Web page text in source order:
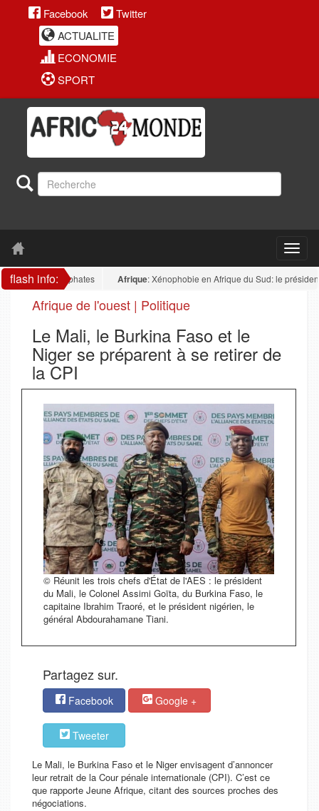
Facebook
Twitter
ACTUALITE
ECONOMIE
SPORT
flash info:
phosphates Afrique: Xénophobie en Afrique du Sud: le président
Afrique de l'ouest | Politique
Le Mali, le Burkina Faso et le
Niger se préparent à se retirer de
la CPI
© Réunit les trois chefs d'État de l'AES : le président
du Mali, le Colonel Assimi Goïta, du Burkina Faso, le
capitaine Ibrahim Traoré, et le président nigérien, le
général Abdourahamane Tiani.
Partagez sur.
Facebook Google +
Tweeter
Le Mali, le Burkina Faso et le Niger envisagent d’annoncer
leur retrait de la Cour pénale internationale (CPI). C’est ce
que rapporte Jeune Afrique, citant des sources proches des
négociations.